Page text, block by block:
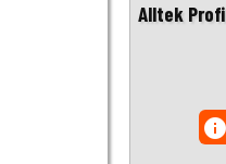
Alltek
info